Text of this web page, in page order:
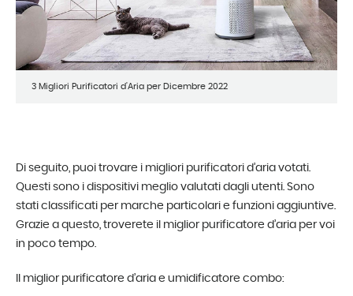
3 Migliori Purificatori d'Aria per Dicembre 2022
Di seguito, puoi trovare i migliori purificatori d’aria votati.
Questi sono i dispositivi meglio valutati dagli utenti. Sono
stati classificati per marche particolari e funzioni aggiuntive.
Grazie a questo, troverete il miglior purificatore d’aria per voi
in poco tempo.
Il miglior purificatore d’aria e umidificatore combo: